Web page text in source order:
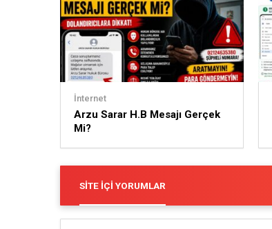
İnternet
Arzu Sarar H.B Mesajı Gerçek
Mi?
SITE İÇI YORUMLAR